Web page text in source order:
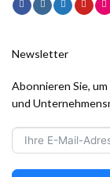
Newsletter
Abonnieren Sie,
und